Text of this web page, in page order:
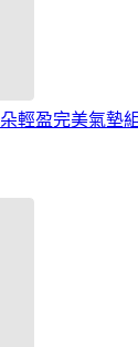
輕盈完美氣墊